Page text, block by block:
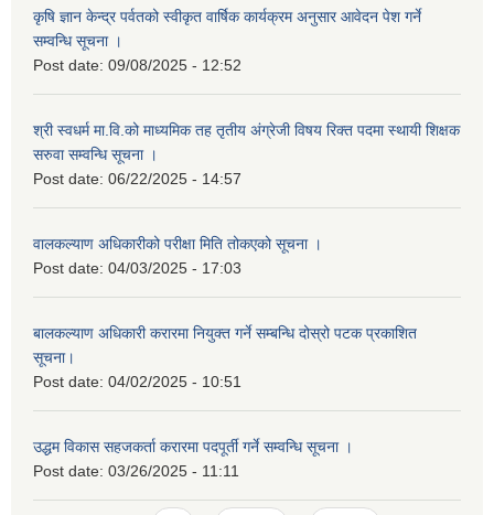
कृषि ज्ञान केन्द्र पर्वतको स्वीकृत वार्षिक कार्यक्रम अनुसार आवेदन पेश गर्ने
सम्वन्धि सूचना ।
Post date: 09/08/2025 - 12:52
श्री स्वधर्म मा.वि.को माध्यमिक तह तृतीय अंग्रेजी विषय रिक्त पदमा स्थायी शिक्षक
सरुवा सम्वन्धि सूचना ।
Post date: 06/22/2025 - 14:57
वालकल्याण अधिकारीको परीक्षा मिति तोकएको सूचना ।
Post date: 04/03/2025 - 17:03
बालकल्याण अधिकारी करारमा नियुक्त गर्ने सम्बन्धि दोस्रो पटक प्रकाशित
सूचना।
Post date: 04/02/2025 - 10:51
उद्धम विकास सहजकर्ता करारमा पदपूर्ती गर्ने सम्वन्धि सूचना ।
Post date: 03/26/2025 - 11:11